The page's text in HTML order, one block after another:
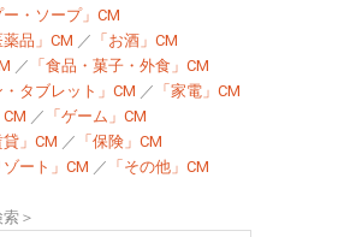
ー・ソープ」CM
薬品」CM ／ 「お酒」CM
／ 「食品・菓子・外食」CM
・タブレット」CM ／ 「家電」CM
CM ／ 「ゲーム」CM
貸」CM ／ 「保険」CM
ゾート」CM ／ 「その他」CM
＞